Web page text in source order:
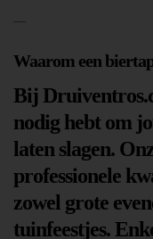
—
Waarom een
Bij
nodig hebt om
laten slagen.
professionele
zowel grote
tuinfeestjes.